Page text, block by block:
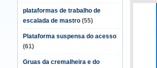
plataformas de trabalho de
escalada de mastro (55)
Plataforma suspensa do acesso
(61)
Gruas da cremalheira e do